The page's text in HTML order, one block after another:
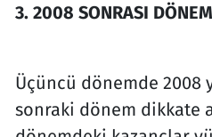
3. 2008 SONRASI DÖNEM
Üçüncü dönemde 2008
sonraki dönem dikkate